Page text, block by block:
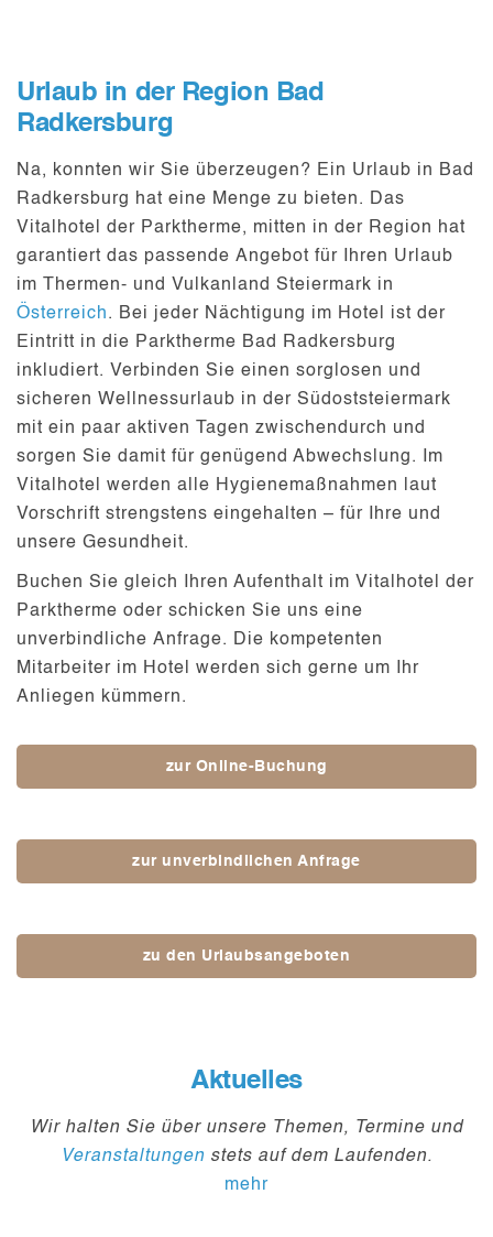
Urlaub in der Region Bad
Radkersburg
Na, konnten wir Sie überzeugen? Ein Urlaub in Bad
Radkersburg hat eine Menge zu bieten. Das
Vitalhotel der Parktherme, mitten in der Region hat
garantiert das passende Angebot für Ihren Urlaub
im Thermen- und Vulkanland Steiermark in
Österreich. Bei jeder Nächtigung im Hotel ist der
Eintritt in die Parktherme Bad Radkersburg
inkludiert. Verbinden Sie einen sorglosen und
sicheren Wellnessurlaub in der Südoststeiermark
mit ein paar aktiven Tagen zwischendurch und
sorgen Sie damit für genügend Abwechslung. Im
Vitalhotel werden alle Hygienemaßnahmen laut
Vorschrift strengstens eingehalten – für Ihre und
unsere Gesundheit.
Buchen Sie gleich Ihren Aufenthalt im Vitalhotel der
Parktherme oder schicken Sie uns eine
unverbindliche Anfrage. Die kompetenten
Mitarbeiter im Hotel werden sich gerne um Ihr
Anliegen kümmern.
zur Online-Buchung
zur unverbindlichen Anfrage
zu den Urlaubsangeboten
Aktuelles
Wir halten Sie über unsere Themen, Termine und
Veranstaltungen stets auf dem Laufenden.
mehr